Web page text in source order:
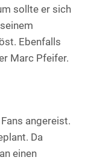
sollte er sich
Ebenfalls
Marc Pfeifer.
angereist.
Da
einen